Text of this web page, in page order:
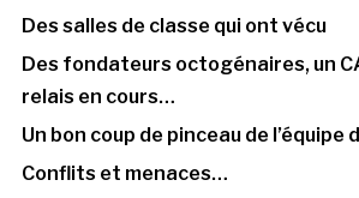
Des salles de classe qui ont vécu
Des fondateurs octogénaires, un
relais en cours…
Un bon coup de pinceau de l’équipe
Conflits et menaces…